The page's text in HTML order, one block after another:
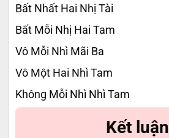
Bất Nhất Hai Nhị Tài
Bất Mỗi Nhị Hai Tam
Vô Mỗi Nhì Mãi Ba
Vô Một Hai Nhì Tam
Không Mỗi Nhì Nhì Tam
Kết luận